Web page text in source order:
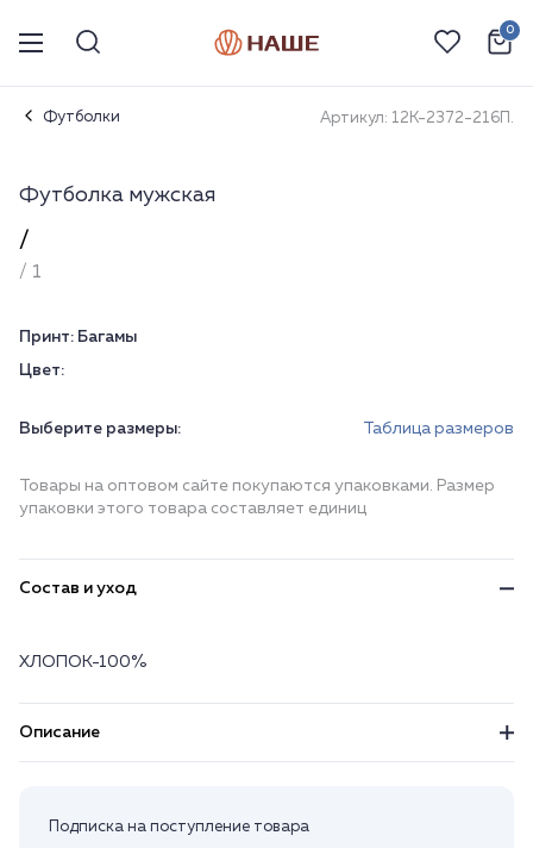
0
Футболки Артикул: 12К-2372-216П.
Футболка мужская
/
/ 1
Принт: Багамы
Цвет:
Выберите размеры: Таблица размеров
Товары на оптовом сайте покупаются упаковками. Размер
упаковки этого товара составляет единиц
Состав и уход
ХЛОПОК-100%
Описание
Подписка на поступление товара